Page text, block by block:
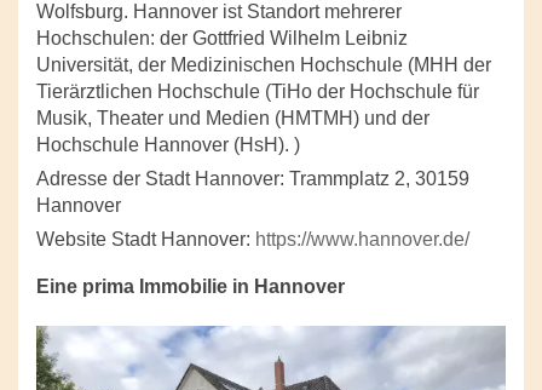
Wolfsburg. Hannover ist Standort mehrerer
Hochschulen: der Gottfried Wilhelm Leibniz
Universität, der Medizinischen Hochschule (MHH der
Tierärztlichen Hochschule (TiHo der Hochschule für
Musik, Theater und Medien (HMTMH) und der
Hochschule Hannover (HsH). )
Adresse der Stadt Hannover: Trammplatz 2, 30159
Hannover
Website Stadt Hannover: https://www.hannover.de/
Eine prima Immobilie in Hannover